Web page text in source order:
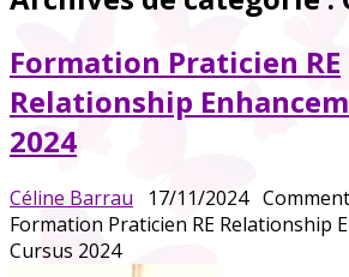
Formation Praticien RE
Relationship
2024
Céline Barrau 17/11/2024
Formation Praticien RE Relationship
Cursus 2024